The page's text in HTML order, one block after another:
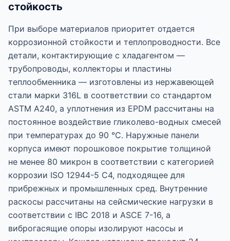
стойкость
При выборе материалов приоритет отдается
коррозионной стойкости и теплопроводности. Все
детали, контактирующие с хладагентом —
трубопроводы, коллекторы и пластины
теплообменника — изготовлены из нержавеющей
стали марки 316L в соответствии со стандартом
ASTM A240, а уплотнения из EPDM рассчитаны на
постоянное воздействие гликолево-водных смесей
при температурах до 90 °C. Наружные панели
корпуса имеют порошковое покрытие толщиной
не менее 80 микрон в соответствии с категорией
коррозии ISO 12944-5 C4, подходящее для
прибрежных и промышленных сред. Внутренние
раскосы рассчитаны на сейсмические нагрузки в
соответствии с IBC 2018 и ASCE 7-16, а
виброгасящие опоры изолируют насосы и